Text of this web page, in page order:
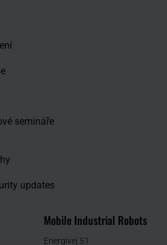
semináře
updates
Mobile Industrial Robots
Energivej 51